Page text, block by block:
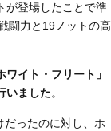
が登場したことで準
闘力と19ノットの高
イト・フリート」
いました。
ったのに対し、ホ